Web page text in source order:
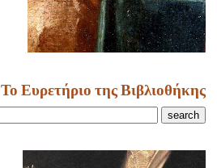
Το Ευρετήριο της Βιβλιοθήκης